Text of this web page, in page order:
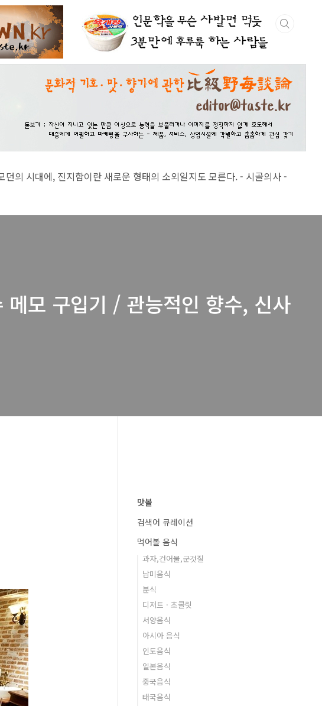
, 진지함이란 새로운 형태의 소외일지도 모른다. - 시골의사 -
모 구입기 / 관능적인 향수, 신사
맛볼
검색어 큐레이션
먹어볼 음식
과자,건어물,군것질
남미음식
분식
디저트 · 초콜릿
서양음식
아시아 음식
인도음식
일본음식
중국음식
태국음식